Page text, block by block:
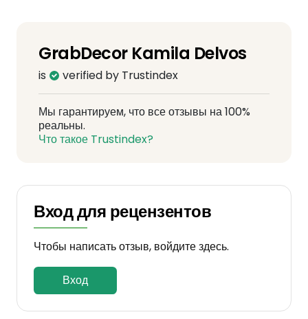
GrabDecor Kamila Delvos
is verified by Trustindex
Мы гарантируем, что все отзывы на 100%
реальны.
Что такое Trustindex?
Вход для рецензентов
Чтобы написать отзыв, войдите здесь.
Вход